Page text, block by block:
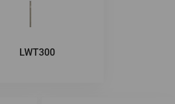
LWT300